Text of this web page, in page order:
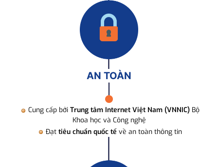
AN TOÀN
Cung cấp bởi Trung tâm Internet Việt Nam (VNNIC) Bộ
Khoa học và Công nghệ
Đạt tiêu chuẩn quốc tế về an toàn thông tin